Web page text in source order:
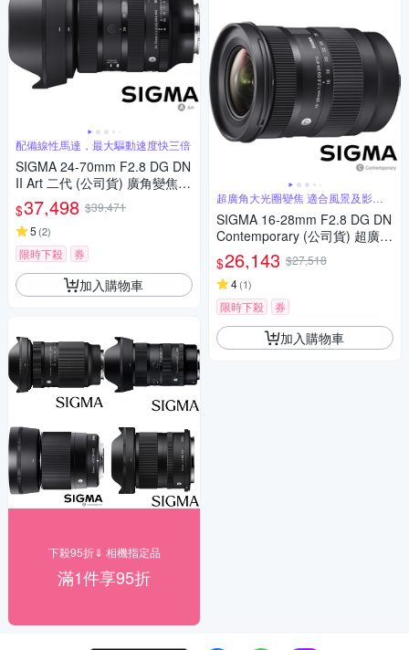
配備線性馬達，最大驅動速度快三倍
SIGMA 24-70mm F2.8 DG DN
II Art 二代 (公司貨) 廣角變焦鏡
頭 全片幅無反微單眼鏡頭 旅遊
鏡 大三元
$37,498 $39,471
5 (2)
限時下殺 券
加入購物車
下殺95折⇓ 相機指定品
滿1件享95折
超廣角大光圈變焦 適合風景及影片
錄製
SIGMA 16-28mm F2.8 DG DN
Contemporary (公司貨) 超廣角
大光圈變焦鏡 全片幅微單眼鏡
頭
$26,143 $27,518
4(1)
限時下殺 券
加入購物車